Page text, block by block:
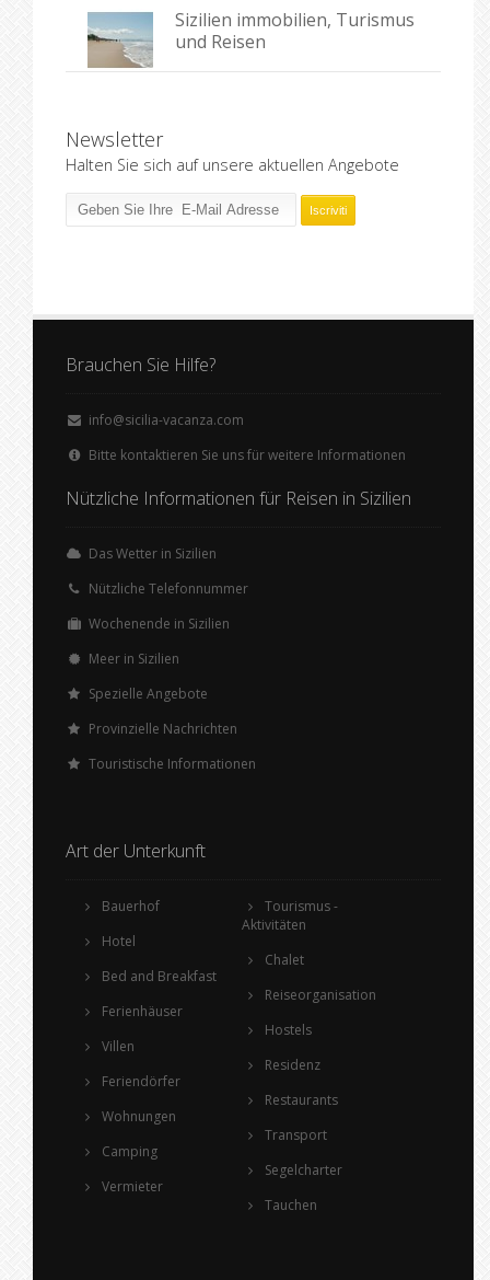
Sizilien immobilien, Turismus
und Reisen
Newsletter
Halten Sie sich auf unsere aktuellen Angebote
Brauchen Sie Hilfe?
info@sicilia-vacanza.com
Bitte kontaktieren Sie uns für weitere Informationen
Nützliche Informationen für Reisen in Sizilien
Das Wetter in Sizilien
Nützliche Telefonnummer
Wochenende in Sizilien
Meer in Sizilien
Spezielle Angebote
Provinzielle Nachrichten
Touristische Informationen
Art der Unterkunft
Bauerhof
Hotel
Bed and Breakfast
Ferienhäuser
Villen
Feriendörfer
Wohnungen
Camping
Vermieter
Tourismus -
Aktivitäten
Chalet
Reiseorganisation
Hostels
Residenz
Restaurants
Transport
Segelcharter
Tauchen